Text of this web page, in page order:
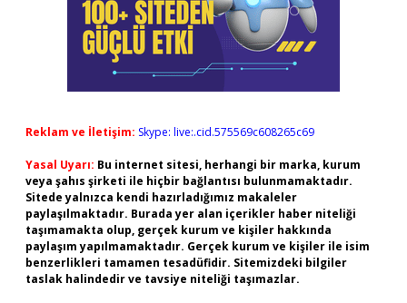
Reklam ve İletişim: Skype: live:.cid.575569c608265c69
Yasal Uyarı: Bu internet sitesi, herhangi bir marka, kurum
veya şahıs şirketi ile hiçbir bağlantısı bulunmamaktadır.
Sitede yalnızca kendi hazırladığımız makaleler
paylaşılmaktadır. Burada yer alan içerikler haber niteliği
taşımamakta olup, gerçek kurum ve kişiler hakkında
paylaşım yapılmamaktadır. Gerçek kurum ve kişiler ile isim
benzerlikleri tamamen tesadüfidir. Sitemizdeki bilgiler
taslak halindedir ve tavsiye niteliği taşımazlar.